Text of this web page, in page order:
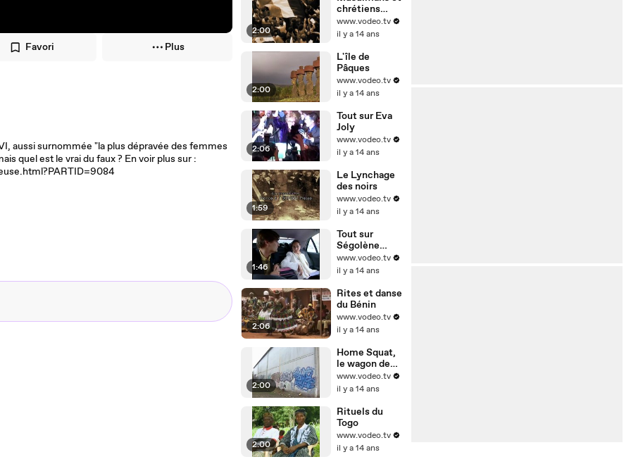
Favori Plus
aussi surnommée "la plus dépravée des femmes
quel est le vrai du faux ? En voir plus sur :
2:00
chrétiens
d'Egypte
www.vodeo.tv
il y a 14 ans
2:00
L'île de
Pâques
www.vodeo.tv
il y a 14 ans
2:06
Tout sur Eva
Joly
www.vodeo.tv
il y a 14 ans
1:59
Le Lynchage
des noirs
www.vodeo.tv
il y a 14 ans
1:46
Tout sur
Ségolène
Royal
www.vodeo.tv
il y a 14 ans
2:06
Rites et danse
du Bénin
www.vodeo.tv
il y a 14 ans
2:00
Home Squat,
le wagon des
punks
www.vodeo.tv
il y a 14 ans
2:00
Rituels du
Togo
www.vodeo.tv
il y a 14 ans